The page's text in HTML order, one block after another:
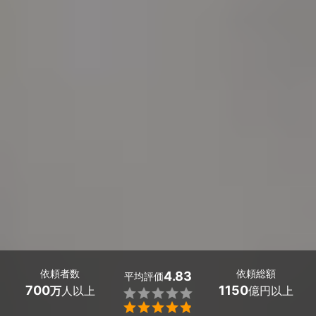
依頼者数
700万人以上
平均評価4.83


依頼総額
1150億円以上